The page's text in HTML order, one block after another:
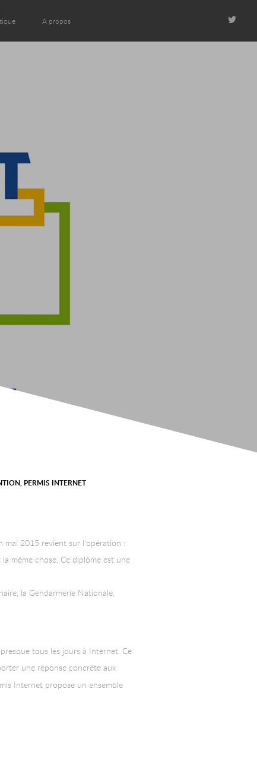
A propos
, PERMIS INTERNET
2015 revient sur l’opération :
même chose. Ce diplôme est une
la Gendarmerie Nationale.
tous les jours à Internet. Ce
une réponse concrète aux
Internet propose un ensemble